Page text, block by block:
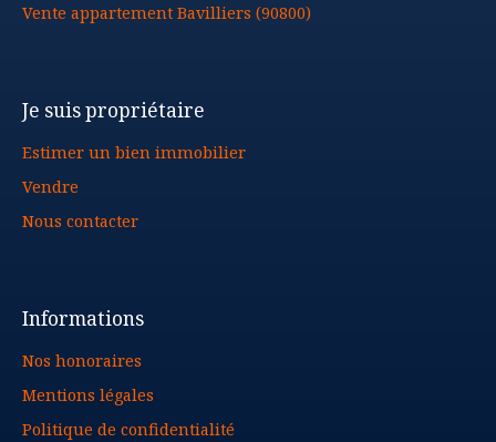
Vente appartement Bavilliers (90800)
Je suis propriétaire
Estimer un bien immobilier
Vendre
Nous contacter
Informations
Nos honoraires
Mentions légales
Politique de confidentialité